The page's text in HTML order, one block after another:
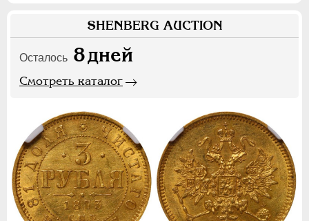
SHENBERG AUCTION
Осталось 8дней
Смотреть каталог